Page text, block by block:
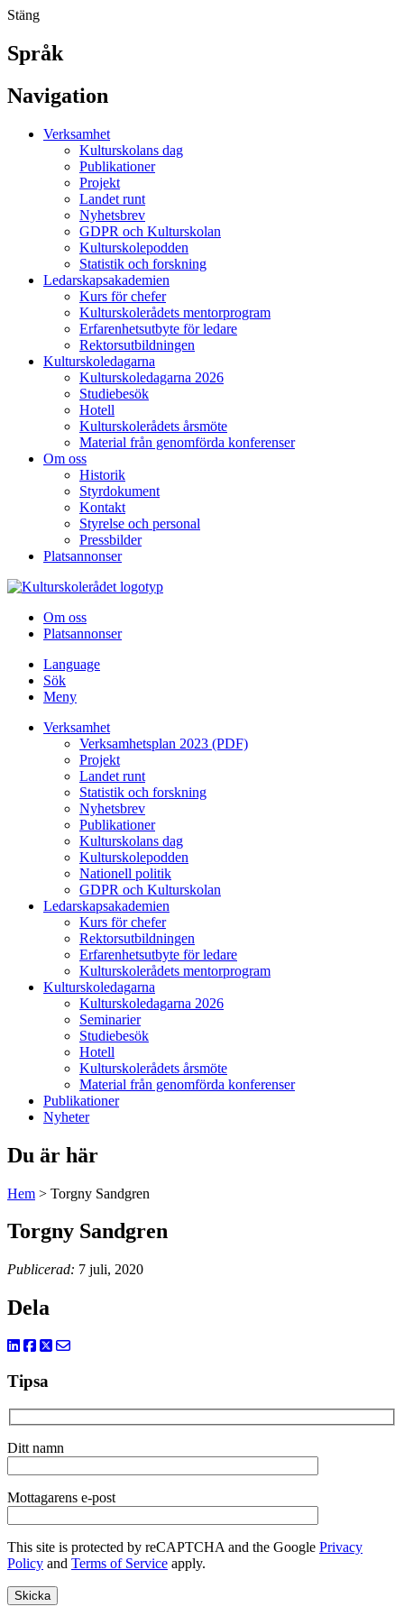
Stäng
Språk
Navigation
Verksamhet
Kulturskolans dag
Publikationer
Projekt
Landet runt
Nyhetsbrev
GDPR och Kulturskolan
Kulturskolepodden
Statistik och forskning
Ledarskapsakademien
Kurs för chefer
Kulturskolerådets mentorprogram
Erfarenhetsutbyte för ledare
Rektorsutbildningen
Kulturskoledagarna
Kulturskoledagarna 2026
Studiebesök
Hotell
Kulturskolerådets årsmöte
Material från genomförda konferenser
Om oss
Historik
Styrdokument
Kontakt
Styrelse och personal
Pressbilder
Platsannonser
Hoppa till innehållet
Om oss
Platsannonser
Language
Sök
Meny
Verksamhet
Verksamhetsplan 2023 (PDF)
Projekt
Landet runt
Statistik och forskning
Nyhetsbrev
Publikationer
Kulturskolans dag
Kulturskolepodden
Nationell politik
GDPR och Kulturskolan
Ledarskapsakademien
Kurs för chefer
Rektorsutbildningen
Erfarenhetsutbyte för ledare
Kulturskolerådets mentorprogram
Kulturskoledagarna
Kulturskoledagarna 2026
Seminarier
Studiebesök
Hotell
Kulturskolerådets årsmöte
Material från genomförda konferenser
Publikationer
Nyheter
Du är här
Hem > Torgny Sandgren
Torgny Sandgren
Publicerad: 7 juli, 2020
Dela
Tipsa
Ditt namn
Mottagarens e-post
This site is protected by reCAPTCHA and the Google Privacy
Policy and Terms of Service apply.